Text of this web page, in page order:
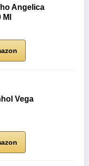
Angelica
Vega